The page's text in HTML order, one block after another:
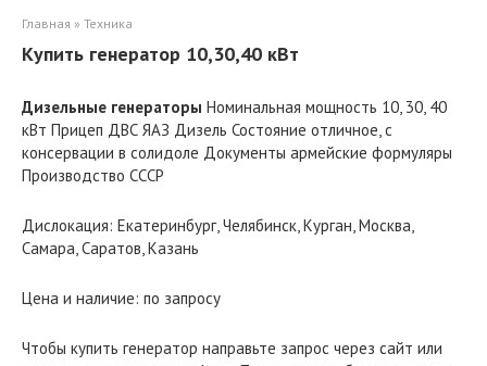
Главная » Техника
Купить генератор 10,30,40 кВт
Дизельные генераторы Номинальная мощность 10, 30, 40
кВт Прицеп ДВС ЯАЗ Дизель Состояние отличное, с
консервации в солидоле Документы армейские формуляры
Производство СССР
Дислокация: Екатеринбург, Челябинск, Курган, Москва,
Самара, Саратов, Казань
Цена и наличие: по запросу
Чтобы купить генератор направьте запрос через сайт или